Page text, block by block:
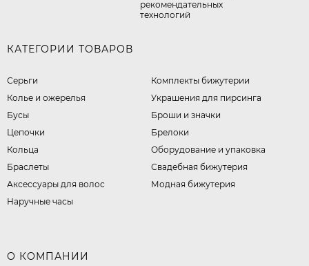
рекомендательных
технологий
КАТЕГОРИИ ТОВАРОВ
Серьги
Колье и ожерелья
Бусы
Цепочки
Кольца
Браслеты
Аксессуары для волос
Наручные часы
Комплекты бижутерии
Украшения для пирсинга
Броши и значки
Брелоки
Оборудование и упаковка
Свадебная бижутерия
Модная бижутерия
О КОМПАНИИ